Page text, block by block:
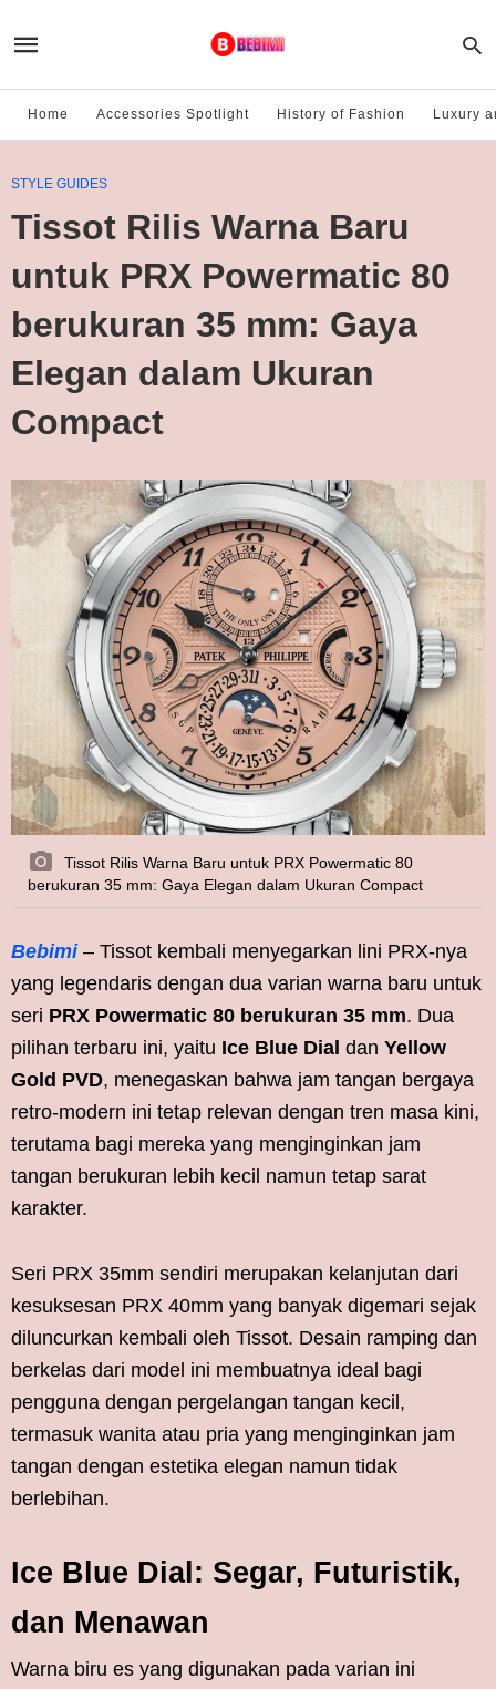
Home Accessories Spotlight History of Fashion Luxury
STYLE GUIDES
Tissot Rilis Warna Baru
untuk PRX Powermatic 80
berukuran 35 mm: Gaya
Elegan dalam Ukuran
Compact
Tissot Rilis Warna Baru untuk PRX Powermatic 80
berukuran 35 mm: Gaya Elegan dalam Ukuran Compact
Bebimi– Tissot kembali menyegarkan lini PRX-nya
yang legendaris dengan dua varian warna baru untuk
seri PRX Powermatic 80 berukuran 35 mm. Dua
pilihan terbaru ini, yaitu Ice Blue Dial dan Yellow
Gold PVD, menegaskan bahwa jam tangan bergaya
retro-modern ini tetap relevan dengan tren masa kini,
terutama bagi mereka yang menginginkan jam
tangan berukuran lebih kecil namun tetap sarat
karakter.
Seri PRX 35mm sendiri merupakan kelanjutan dari
kesuksesan PRX 40mm yang banyak digemari sejak
diluncurkan kembali oleh Tissot. Desain ramping dan
berkelas dari model ini membuatnya ideal bagi
pengguna dengan pergelangan tangan kecil,
termasuk wanita atau pria yang menginginkan jam
tangan dengan estetika elegan namun tidak
berlebihan.
Ice Blue Dial: Segar, Futuristik,
dan Menawan
Warna biru es yang digunakan pada varian ini